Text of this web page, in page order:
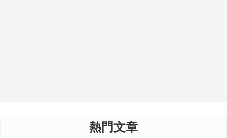
熱門文章